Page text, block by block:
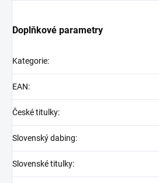
Doplňkové parametry
Kategorie:
EAN:
České titulky:
Slovenský dabing:
Slovenské titulky: